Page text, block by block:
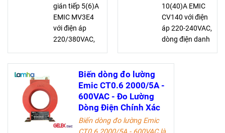
gián tiếp 5(6)A
EMIC MV3E4
với điện áp
220/380VAC,
định 5A, quá tải
6A giúp đo
lường chính
xác với cấp 2
và số vòng
450/kWh
10(40)A EMIC
CV140 với điện
áp 220-240VAC,
dòng điện danh
tải 40A, cấp
450 vòng/kWh,
Biến dòng đo lường
Emic CT0.6 2000/5A -
600VAC - Đo Lường
Dòng Điện Chính Xác
Biến dòng đo lường Emic